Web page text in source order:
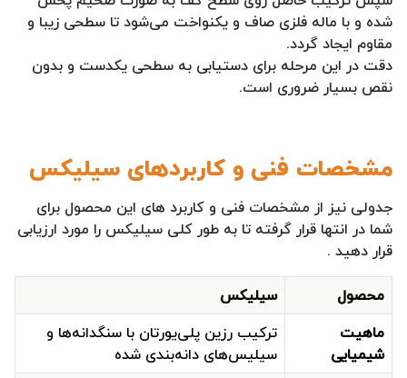
شده و با ماله فلزی صاف و یکنواخت می‌شود تا سطحی زیبا و
مقاوم ایجاد گردد.
دقت در این مرحله برای دستیابی به سطحی یکدست و بدون
نقص بسیار ضروری است.
مشخصات فنی و کاربردهای سیلیکس
جدولی نیز از مشخصات فنی و کاربرد های این محصول برای
شما در انتها قرار گرفته تا به طور کلی سیلیکس را مورد ارزیابی
قرار دهید .
محصول
سیلیکس
ماهیت
شیمیایی
ترکیب رزین پلی‌یورتان با سنگدانه‌ها و
سیلیس‌های دانه‌بندی شده